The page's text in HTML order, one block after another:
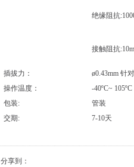
绝缘阻抗
接触阻抗
插拔力：
ø0.43mm 针
操作温度：
-40ºC~ 105ºC
包装:
管装
交期:
7-10天
分享到：